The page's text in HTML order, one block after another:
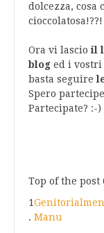
dolcezza, cosa
Ora vi lascioil
blog ed i vostri
basta seguire
Spero
Partecipate? :-)
Top of the post
1
. Manu